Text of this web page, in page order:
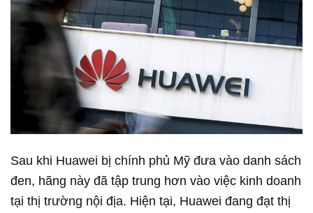
Sau khi Huawei bị chính phủ Mỹ đưa vào danh sách
đen, hãng này đã tập trung hơn vào việc kinh doanh
tại thị trường nội địa. Hiện tại, Huawei đang đạt thị